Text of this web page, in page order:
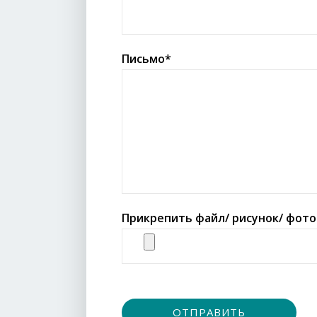
Письмо*
Прикрепить файл/ рисунок/ фото